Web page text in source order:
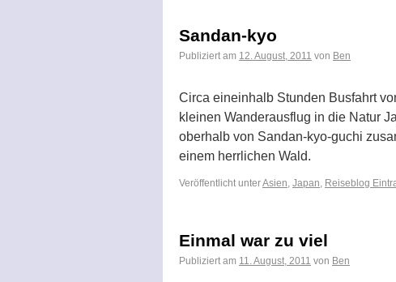
Sandan-kyo
Publiziert am 12. August, 2011 von Ben
Circa eineinhalb Stunden Busfahrt
kleinen Wanderausflug in die Natur
oberhalb von Sandan-kyo-guchi
einem herrlichen Wald.
Veröffentlicht unterAsien, Japan, Reiseblog
Einmal war zu viel
Publiziert am 11. August, 2011 von Ben